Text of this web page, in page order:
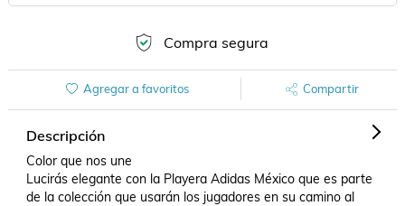
Compra segura
Agregar a favoritos Compartir
Descripción
Color que nos une
Lucirás elegante con la Playera Adidas México que es parte
de la colección que usarán los jugadores en su camino al